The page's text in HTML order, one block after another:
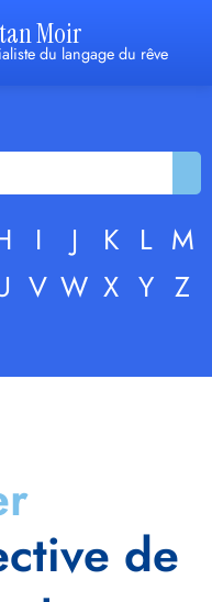
Moir
du langage du rêve
I J K L M
V W X Y Z
de